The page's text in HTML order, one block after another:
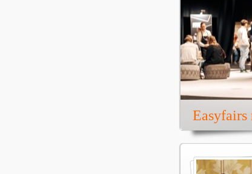
Easyfairs